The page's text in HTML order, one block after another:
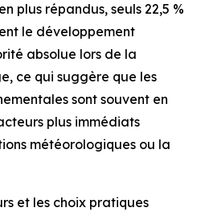
plus répandus, seuls 22,5 %
le développement
absolue lors de la
ce qui suggère que les
sont souvent en
plus immédiats
météorologiques ou la
et les choix pratiques